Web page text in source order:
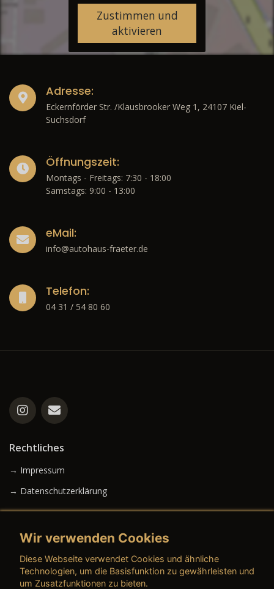
Zustimmen und
aktivieren
Adresse:
Eckernförder Str. /Klausbrooker Weg 1, 24107 Kiel-
Suchsdorf
Öffnungszeit:
Montags - Freitags: 7:30 - 18:00
Samstags: 9:00 - 13:00
eMail:
info@autohaus-fraeter.de
Telefon:
04 31 / 54 80 60
Rechtliches
→ Impressum
→ Datenschutzerklärung
→ AGB (Gebrauchtwagen)
Wir verwenden Cookies
Diese Webseite verwendet Cookies und ähnliche
Technologien, um die Basisfunktion zu gewährleisten und
um Zusatzfunktionen zu bieten.